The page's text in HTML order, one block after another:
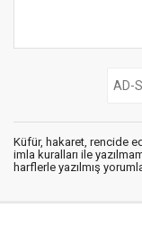
Küfür, hakaret, rencide
imla kuralları ile
harflerle yazılmış